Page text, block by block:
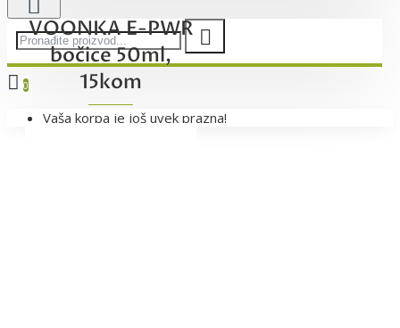
0
Vaša korpa je još uvek prazna!
VOONKA E-PWR
bočice 50ml,
15kom